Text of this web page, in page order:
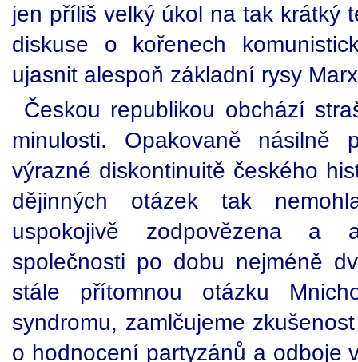
jen příliš velký úkol na tak krátký
diskuse o kořenech
ujasnit alespoň základní rysy
Českou republikou obchází
minulosti. Opakovaně násilně
výrazné diskontinuitě českého
dějinných otázek tak
uspokojivě zodpovězena a
společnosti po dobu nejméně
stále přítomnou otázku
syndromu, zamlčujeme
o hodnocení partyzánů a odboje